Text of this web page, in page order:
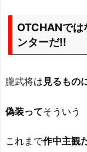
OTCHANで
ンターだ!!
朧武将は 見るもの
偽装ってそういう
これまで作中主観